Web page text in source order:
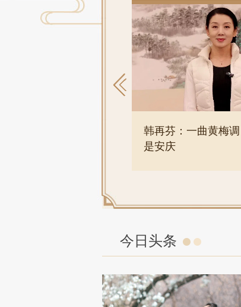
韩再芬：一曲黄梅
是安庆
今日头条